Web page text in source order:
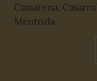
Camarena,
Méntrida.